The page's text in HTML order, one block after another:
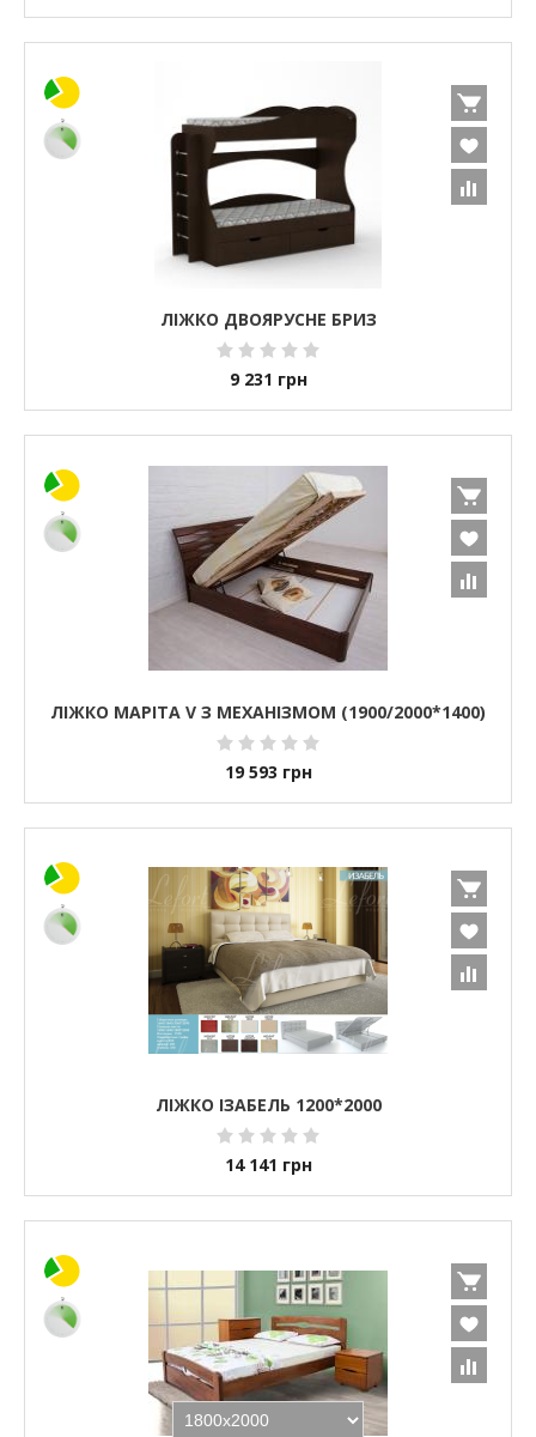
ЛІЖКО ДВОЯРУСНЕ БРИЗ
9 231 грн
ЛІЖКО МАРІТА V З МЕХАНІЗМОМ (1900/2000*1400)
19 593 грн
ЛІЖКО ІЗАБЕЛЬ 1200*2000
14 141 грн